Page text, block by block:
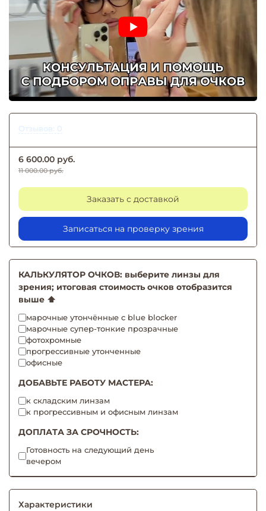
Отзывов: 0
6 600.00 руб.
11 000.00 руб.
Заказать с доставкой
Записаться на проверку зрения
КАЛЬКУЛЯТОР ОЧКОВ: выберите линзы для
зрения; итоговая стоимость очков отобразится
выше ⬆️
марочные утончённые с blue blocker
марочные супер-тонкие прозрачные
фотохромные
прогрессивные утонченные
офисные
ДОБАВЬТЕ РАБОТУ МАСТЕРА:
к складским линзам
к прогрессивным и офисным линзам
ДОПЛАТА ЗА СРОЧНОСТЬ:
Готовность на следующий день
вечером
Характеристики